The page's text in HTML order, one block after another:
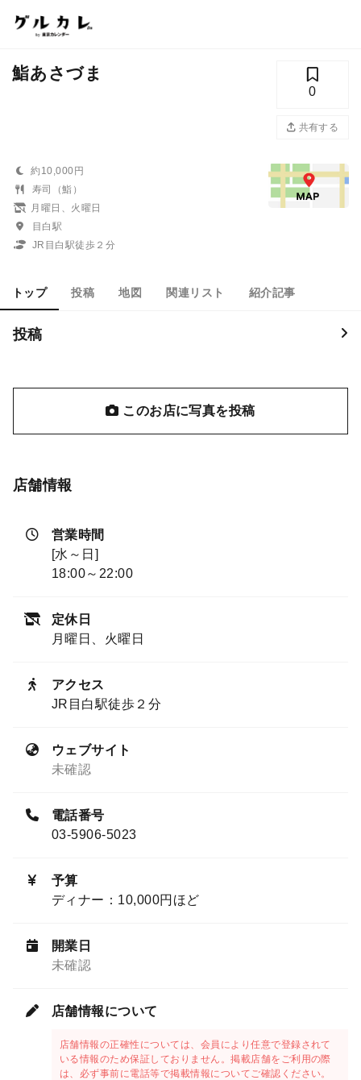
鮨あさづま
0
共有する
約10,000円
寿司（鮨）
月曜日、火曜日
目白駅
JR目白駅徒歩２分
トップ 投稿 地図 関連リスト 紹介記事
投稿
このお店に写真を投稿
店舗情報
営業時間
[水～日]
18:00～22:00
定休日
月曜日、火曜日
アクセス
JR目白駅徒歩２分
ウェブサイト
未確認
電話番号
03-5906-5023
予算
ディナー：10,000円ほど
開業日
未確認
店舗情報について
店舗情報の正確性については、会員により任意で登録されて
いる情報のため保証しておりません。掲載店舗をご利用の際
は、必ず事前に電話等で掲載情報についてご確認ください。